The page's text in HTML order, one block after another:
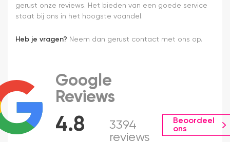
gerust onze reviews. Het bieden van een goede service
staat bij ons in het hoogste vaandel.
Heb je vragen? Neem dan gerust contact met ons op.
4.8
Google
Reviews
3394
reviews
Beoordeel
ons